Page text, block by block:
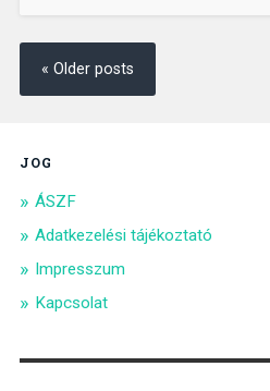
« Older posts
JOG
ÁSZF
Adatkezelési tájékoztató
Impresszum
Kapcsolat